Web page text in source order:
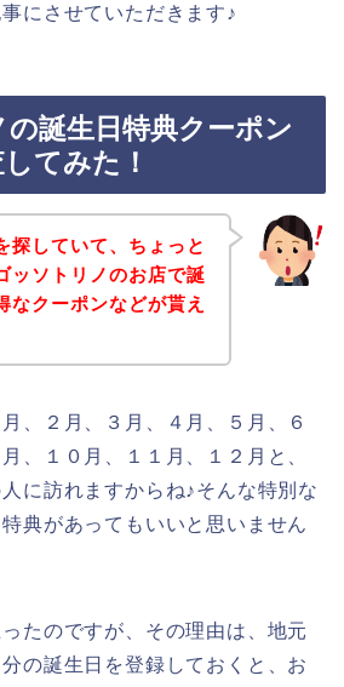
にさせていただきます♪
誕生日特典クーポン
てみた！
探していて、ちょっと
ッソトリノのお店で誕
なクーポンなどが貰え
、２月、３月、４月、５月、６
、１０月、１１月、１２月と、
に訪れますからね♪そんな特別な
典があってもいいと思いません
たのですが、その理由は、地元
の誕生日を登録しておくと、お